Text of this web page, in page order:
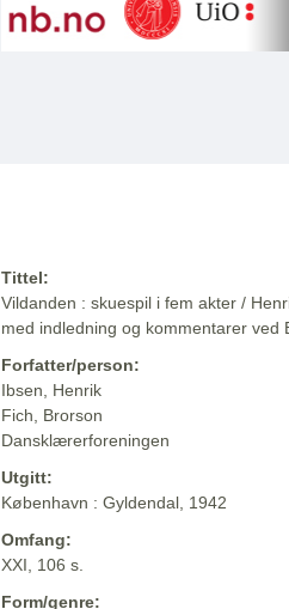
Tittel:
Vildanden : skuespil i fem akter /
med indledning og kommentarer ved
Forfatter/person:
Ibsen, Henrik
Fich, Brorson
Dansklærerforeningen
Utgitt:
København : Gyldendal, 1942
Omfang:
XXI, 106 s.
Form/genre: